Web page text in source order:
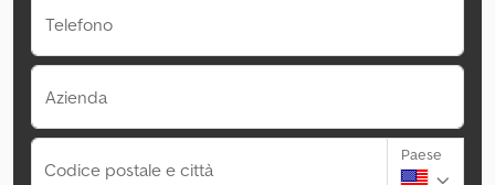
Telefono
Azienda
Codice postale e città
Paese